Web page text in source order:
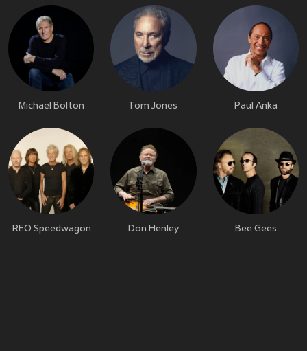
Michael Bolton Tom Jones Paul Anka
REO Speedwagon Don Henley Bee Gees